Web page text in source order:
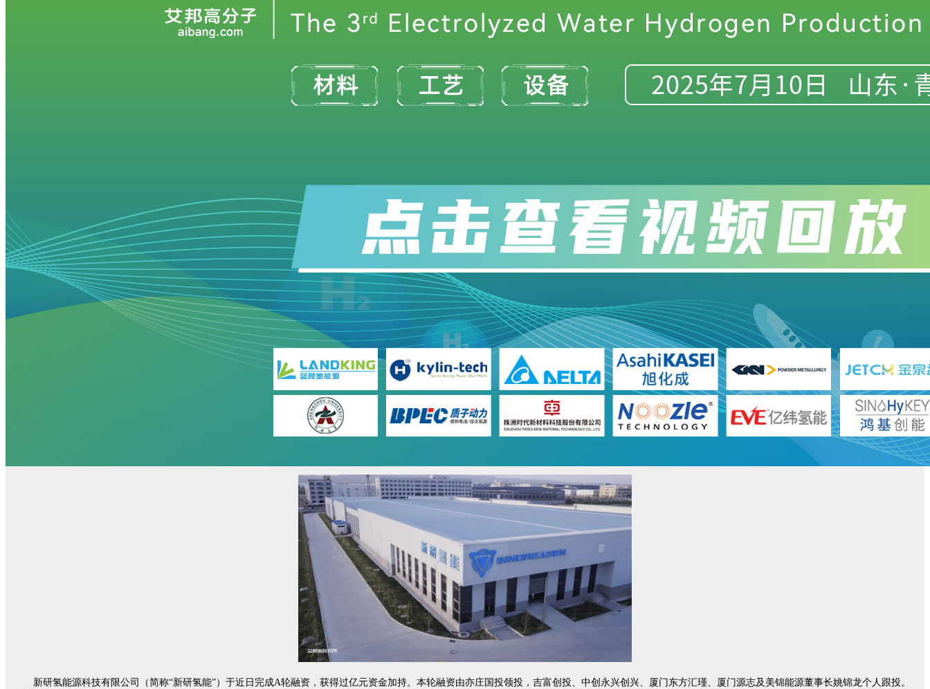
新研氢能源科技有限公司（简称“新研氢能”）于近日完成A轮融资，获得过亿元资金加持。本轮融资由亦庄国投领投，吉富创投、中创永兴创兴、厦门东方汇瑾、厦门源志及美锦能源董事长姚锦龙个人跟投。